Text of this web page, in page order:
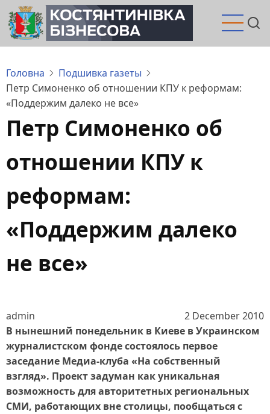
Перейти
до
основного
Головна
Подшивка газеты
Петр Симоненко об отношении КПУ к реформам:
«Поддержим далеко не все»
Петр Симоненко об
отношении КПУ к
реформам:
«Поддержим далеко
не все»
admin
2 December 2010
В нынешний понедельник в Киеве в Украинском
журналистском фонде состоялось первое
заседание Медиа-клуба «На собственный
взгляд». Проект задуман как уникальная
возможность для авторитетных региональных
СМИ, работающих вне столицы, пообщаться с